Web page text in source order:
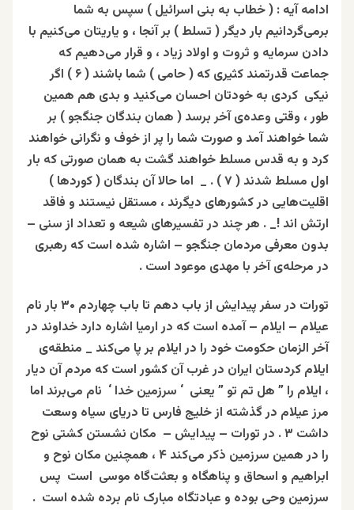
ادامه آیه : ( خطاب ‌‌به‌‌ بنی‌‌ اسرائیل ) سپس ‌به‌ شما
برمی‌گردانیم‌ بار دیگر ( تسلط ) بر آنجا ، و یاریتان‌‌ می‌کنیم‌ با
دادن‌‌ سرمایه‌‌‌ و ثروت‌‌ و اولاد‌‌ زیاد ، و قرار می‌دهیم‌‌ که‌‌
جماعت‌‌ قدرتمند کثیری‌‌ که ( حامی ) شما باشند ( ۶ ) اگر
نیکی‌‌ کردی‌‌ به‌‌ خودتان‌‌ احسان‌‌ می‌کنید و بدی هم‌ همین‌
طور ، وقتی‌‌ وعده‌ی آخر‌‌ برسد ( همان بندگان جنگجو ) بر
شما‌ خواهند‌ آمد و صورت‌ شما را پر از خوف ‌و‌ نگرانی ‌خواهند
کرد و به‌ قدس‌ مسلط‌ خواهند‌ گشت ‌به ‌همان‌‌ صورتی‌ ‌که‌ بار
اول ‌مسلط‌ شدند ( ۷ ) . _ اما حالا آن بندگان ( کوردها )
اقلیت‌هایی در کشورهای دیگرند ، مستقل نیستند و فاقد
ارتش اند !_ . هر چند در تفسیرهای شیعه و تعداد از سنی –
بدون معرفی مردمان جنگجو – اشاره شده‌ است که رهبری
در مرحله‌ی آخر با مهدی موعود است .
تورات در سفر پیدایش از باب دهم تا باب چهاردم ۳۰ بار نام
عیلام – ایلام – آمده است که در ارمیا اشاره دارد خداوند در
آخر الزمان حکومت خود را در ایلام بر پا می‌کند _ منطقه‌ی
ایلام کردستان ایران در غرب آن کشور است که مردم آن دیار
، ایلام را ” هل‌ تم‌ تو ” یعنی ‘ سرزمین خدا ‘ نام می‌برند اما
مرز عیلام در گذشته از خلیج فارس تا دریای سیاه وسعت
داشت ۳ . در تورات – پیدایش – مکان نشستن کشتی نوح
را در همین سرزمین ذکر می‌کند ۴ ، همچنین مکان نوح و
ابراهیم و اسحاق و پناهگاه و بعثت‌گاه موسی است پس
سرزمین وحی بوده و عبادتگاه مبارک نام برده شده است .